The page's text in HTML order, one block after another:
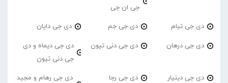
جی ان جی
دی جی تیام دی جی جم دی جی دایان
دی جی درهان دی جی دنی تیون
دی جی دیماه و دی
جی دنی تیون
دی جی دینیار دی جی رجا
دی جی رهام و مجید